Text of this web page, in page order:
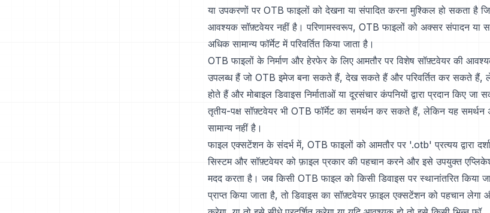
या उपकरणों पर OTB फाइलों को देखना या संपादित करना मुश्किल हो सकता है
आवश्यक सॉफ़्टवेयर नहीं है। परिणामस्वरूप, OTB फाइलों को अक्सर संपादन या
अधिक सामान्य फॉर्मेट में परिवर्तित किया जाता है।
OTB फाइलों के निर्माण और हेरफेर के लिए आमतौर पर विशेष सॉफ़्टवेयर की
उपलब्ध हैं जो OTB इमेज बना सकते हैं, देख सकते हैं और परिवर्तित कर सकते हैं,
होते हैं और मोबाइल डिवाइस निर्माताओं या दूरसंचार कंपनियों द्वारा प्रदान किए
तृतीय-पक्ष सॉफ़्टवेयर भी OTB फॉर्मेट का समर्थन कर सकते हैं, लेकिन यह समर्थन
सामान्य नहीं है।
फाइल एक्सटेंशन के संदर्भ में, OTB फाइलों को आमतौर पर '.otb' प्रत्यय द्वारा
सिस्टम और सॉफ़्टवेयर को फ़ाइल प्रकार की पहचान करने और इसे उपयुक्त
मदद करता है। जब किसी OTB फाइल को किसी डिवाइस पर स्थानांतरित किया
प्राप्त किया जाता है, तो डिवाइस का सॉफ़्टवेयर फ़ाइल एक्सटेंशन को पहचान